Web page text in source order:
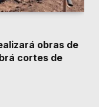
obras de
cortes de